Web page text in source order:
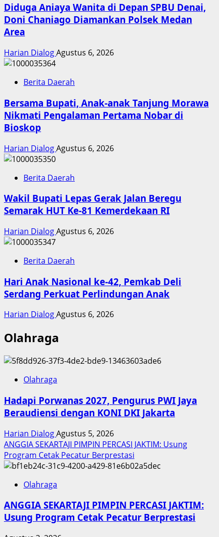
Diduga Aniaya Wanita di Depan SPBU Denai,
Doni Chaniago Diamankan Polsek Medan
Area
Harian DialogAgustus 6, 2026
Berita Daerah
Bersama Bupati, Anak-anak Tanjung Morawa
Nikmati Pengalaman Pertama Nobar di
Bioskop
Harian DialogAgustus 6, 2026
Berita Daerah
Wakil Bupati Lepas Gerak Jalan Beregu
Semarak HUT Ke-81 Kemerdekaan RI
Harian DialogAgustus 6, 2026
Berita Daerah
Hari Anak Nasional ke-42, Pemkab Deli
Serdang Perkuat Perlindungan Anak
Harian DialogAgustus 6, 2026
Olahraga
Olahraga
Hadapi Porwanas 2027, Pengurus PWI Jaya
Beraudiensi dengan KONI DKI Jakarta
Harian DialogAgustus 5, 2026
ANGGIA SEKARTAJI PIMPIN PERCASI JAKTIM: Usung
Program Cetak Pecatur Berprestasi
Olahraga
ANGGIA SEKARTAJI PIMPIN PERCASI JAKTIM:
Usung Program Cetak Pecatur Berprestasi